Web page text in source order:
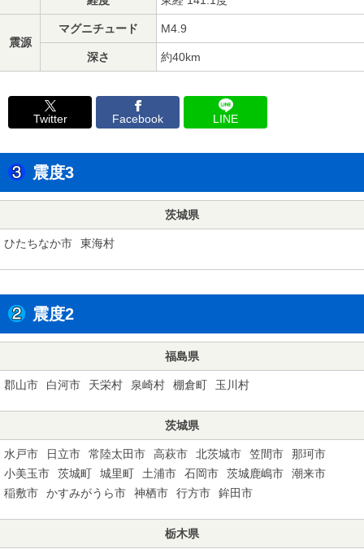
震源
マグニチュード M4.9
深さ 約40km
Twitter Facebook LINE
震度3
茨城県
ひたちなか市 東海村
震度2
福島県
郡山市 白河市 天栄村 泉崎村 棚倉町 玉川村
茨城県
水戸市 日立市 常陸太田市 高萩市 北茨城市 笠間市
那珂市
小美玉市
茨城町 城里町 土浦市 石岡市 茨城鹿嶋市
潮来市
稲敷市
かすみがうら市 神栖市 行方市 鉾田市
栃木県